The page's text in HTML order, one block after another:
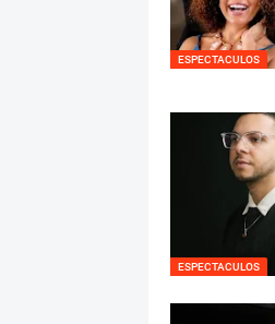
ESPECTACULOS
ESPECTACULOS